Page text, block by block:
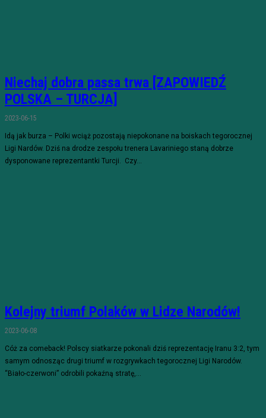
Niechaj dobra passa trwa [ZAPOWIEDŹ
POLSKA – TURCJA]
2023-06-15
Idą jak burza – Polki wciąż pozostają niepokonane na boiskach tegorocznej
Ligi Nardów. Dziś na drodze zespołu trenera Lavariniego staną dobrze
dysponowane reprezentantki Turcji. Czy...
Kolejny triumf Polaków w Lidze Narodów!
2023-06-08
Cóż za comeback! Polscy siatkarze pokonali dziś reprezentację Iranu 3:2, tym
samym odnosząc drugi triumf w rozgrywkach tegorocznej Ligi Narodów.
“Biało-czerwoni” odrobili pokaźną stratę,...